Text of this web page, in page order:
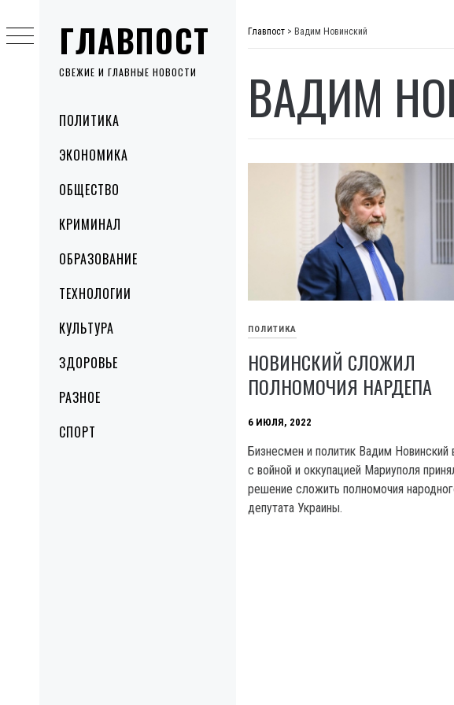
ГЛАВПОСТ
СВЕЖИЕ И ГЛАВНЫЕ НОВОСТИ
MenuПОЛИТИКА
ЭКОНОМИКА
ОБЩЕСТВО
КРИМИНАЛ
ОБРАЗОВАНИЕ
ТЕХНОЛОГИИ
КУЛЬТУРА
ЗДОРОВЬЕ
РАЗНОЕ
СПОРТ
to
content
Главпост > Вадим Новинский
ВАДИМ
ПОЛИТИКА
НОВИНСКИЙ СЛОЖИЛ
ПОЛНОМОЧИЯ НАРДЕПА
6 ИЮЛЯ, 2022
Бизнесмен и политик Вадим Новинский
с войной и оккупацией Мариуполя
решение сложить полномочия
депутата Украины.